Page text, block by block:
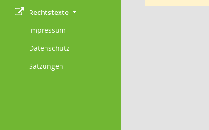
Rechtstexte
Impressum
Datenschutz
Satzungen